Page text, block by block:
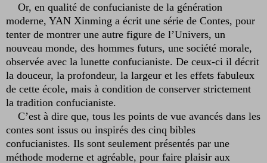
Or, en qualité de confucianiste de la génération
moderne, YAN Xinming a écrit une série de Contes, pour
tenter de montrer une autre figure de l’Univers, un
nouveau monde, des hommes futurs, une société morale,
observée avec la lunette confucianiste. De ceux-ci il décrit
la douceur, la profondeur, la largeur et les effets fabuleux
de cette école, mais à condition de conserver strictement
la tradition confucianiste.
C’est à dire que, tous les points de vue avancés dans les
contes sont issus ou inspirés des cinq bibles
confucianistes. Ils sont seulement présentés par une
méthode moderne et agréable, pour faire plaisir aux